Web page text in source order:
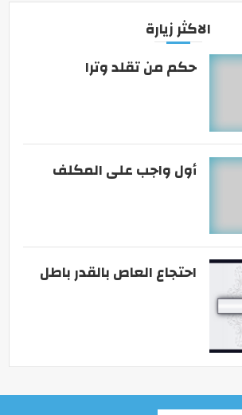
الاكثر زيارة
حكم من تقلد وترا
أول واجب على المكلف
احتجاع العاص بالقدر باطل